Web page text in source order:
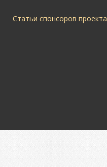
Статьи спонсоров проекта